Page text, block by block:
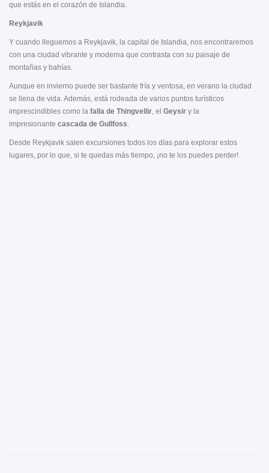
que estás en el corazón de Islandia.
Reykjavik
Y cuando lleguemos a Reykjavik, la capital de Islandia, nos encontraremos
con una ciudad vibrante y moderna que contrasta con su paisaje de
montañas y bahías.
Aunque en invierno puede ser bastante fría y ventosa, en verano la ciudad
se llena de vida. Además, está rodeada de varios puntos turísticos
imprescindibles como la falla de Thingvellir, el Geysir y la
impresionante cascada de Gullfoss.
Desde Reykjavik salen excursiones todos los días para explorar estos
lugares, por lo que, si te quedas más tiempo, ¡no te los puedes perder!